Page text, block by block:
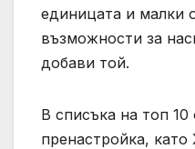
единицата и малки
възможности за
добави той.
В списъка на топ 10
пренастройка, като